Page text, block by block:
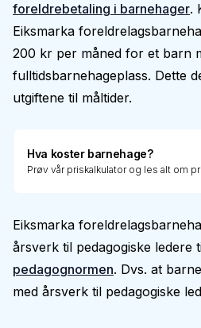
foreldrebetaling i barnehager.
Eiksmarka
200 kr per måned for et barn
fulltidsbarnehageplass. Dette
utgiftene til måltider.
Hva koster barnehage?
Prøv vår priskalkulator og les alt om
Eiksmarka
årsverk til pedagogiske ledere
pedagognormen. Dvs. at
med årsverk til pedagogiske